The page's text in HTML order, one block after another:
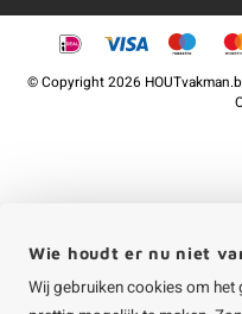
©Copyright2026
Wie houdt er nu niet
Wij gebruiken cookies om